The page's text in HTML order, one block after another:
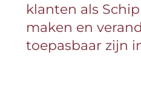
klanten als
maken en
toepasbaar zijn